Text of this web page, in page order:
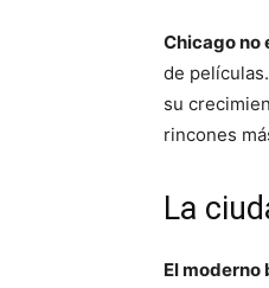
Chicago no
de
su
rincones
La
El moderno